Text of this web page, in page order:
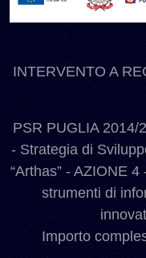
INTERVENTO A
PSR PUGLIA 2014/
- Strategia di
“Arthas” - AZIONE
strumenti di
Importo